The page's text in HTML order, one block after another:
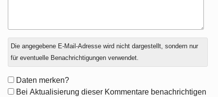
Antwort
zu
Die angegebene E-Mail-Adresse wird nicht dargestellt, sondern nur
für eventuelle Benachrichtigungen verwendet.
Formular-
Optionen
Daten merken?
Bei Aktualisierung dieser Kommentare benachrichtigen